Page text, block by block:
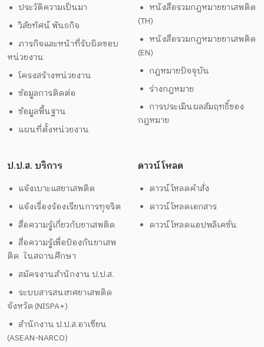
ประวัติความเป็นมา
วิสัยทัศน์ พันธกิจ
ภารกิจและหน้าที่รับผิดชอบ
หน่วยงาน
โครงสร้างหน่วยงาน
ข้อมูลการติดต่อ
ข้อมูลพื้นฐาน
แผนที่ตั้งหน่วยงาน
หนังสือรวมกฎหมายยาเสพติด
(TH)
หนังสือรวมกฎหมายยาเสพติด
(EN)
กฎหมายปัจจุบัน
ร่างกฎหมาย
การประเมินผลสัมฤทธิ์ของ
กฎหมาย
ป.ป.ส. บริการ
แจ้งเบาะแสยาเสพติด
แจ้งเรื่องร้องเรียนการทุจริต
สื่อความรู้เกี่ยวกับยาเสพติด
สื่อความรู้เพื่อป้องกันยาเสพ
ติด ในสถานศึกษา
สมัครงานสำนักงาน ป.ป.ส.
ระบบสารสนเทศยาเสพติด
จังหวัด (NISPA+)
สำนักงาน ป.ป.ส.อาเซียน
(ASEAN-NARCO)
ดาวน์โหลด
ดาวน์โหลดคำสั่ง
ดาวน์โหลดเอกสาร
ดาวน์โหลดแอปพลิเคชั่น